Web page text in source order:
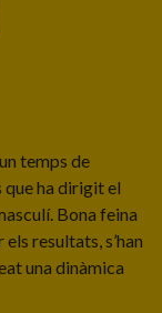
temps de
que ha dirigit el
Bona feina
resultats, s’han
una dinàmica